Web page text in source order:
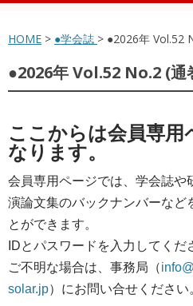
HOME > ●学会誌 > ●2026年 Vol.52
●2026年 Vol.52 No.2 (通
ここからは会員専用
なります。
会員専用ページでは、学会誌や
演論文集のバックナンバーなど
とができます。
IDとパスワードを入力してくだ
ご不明な場合は、事務局（
solar.jp）にお問い合せください